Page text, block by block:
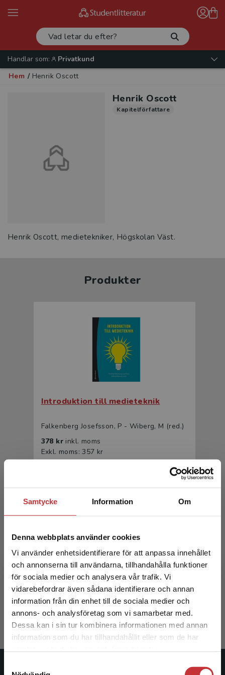
Samtycke Information Om
Denna webbplats använder cookies
Vi använder enhetsidentifierare för att anpassa innehållet
och annonserna till användarna, tillhandahålla funktioner
för sociala medier och analysera vår trafik. Vi
vidarebefordrar även sådana identifierare och annan
information från din enhet till de sociala medier och
annons- och analysföretag som vi samarbetar med.
Dessa kan i sin tur kombinera informationen med annan
information som du har tillhandahållit eller som de har
Begränsad fraktregion
Det verkar som att du besöker
studentlitteratur.se via en enhet utanför Sverige.
Vi erbjuder inte leveranser utanför Sverige. För
Handlar som:
Privatkund
Hem / Henrik Oscott
Henrik Oscott
Kapitelförfattare
Henrik Oscott, medietekniker, Högskolan Väst.
Produkter
Introduktion till medieteknik
Falkenberg Josefsson, P - Wiberg, M (red.)
378 kr inkl. moms
Exkl. moms: 357 kr
Introduktion till medieteknik
Falkenberg Josefsson, P - Wiberg, M (red.)
233 krinkl. moms
Exkl. moms: 220 kr